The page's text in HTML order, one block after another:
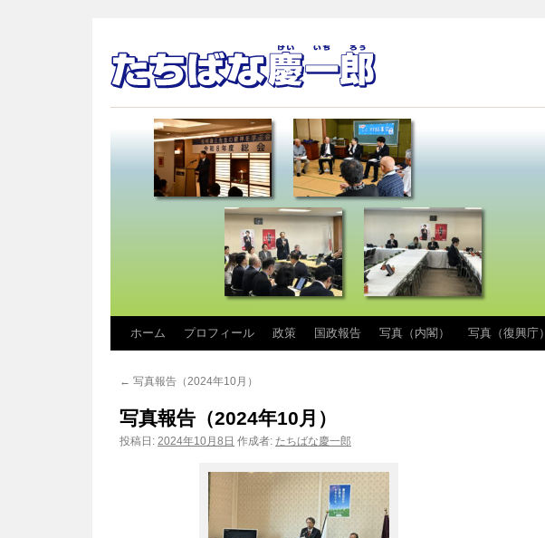
ン
ホーム プロフィール 政策 国政報告 写真（内閣） 写真（復興庁）
← 写真報告（2024年10月）
写真報告（2024年10月）
投稿日: 2024年10月8日 作成者: たちばな慶一郎